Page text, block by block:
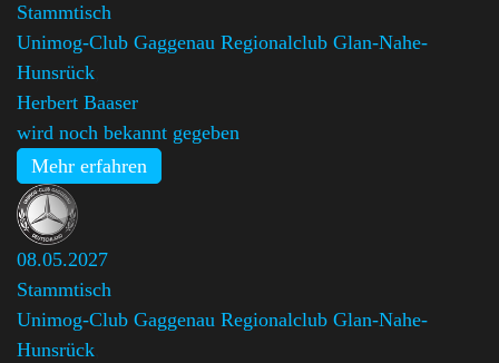
Stammtisch
Unimog-Club Gaggenau Regionalclub Glan-Nahe-
Hunsrück
Herbert Baaser
wird noch bekannt gegeben
Mehr erfahren
08.05.2027
Stammtisch
Unimog-Club Gaggenau Regionalclub Glan-Nahe-
Hunsrück